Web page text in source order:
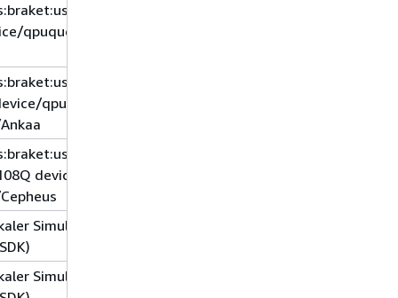
east-
qpuquera/Aquila
west-
qpu
west-
device/qpu
Simulator im
Simulator im